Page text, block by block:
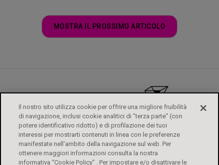
MOSTRA IL PROSSIMO ARTICOLO
Il nostro sito utilizza cookie per offrire una migliore fruibilità
di navigazione, inclusi cookie analitici di "terza parte" (con
potere identificativo ridotto) e di profilazione dei tuoi
interessi per mostrarti contenuti in linea con le preferenze
manifestate nell'ambito della navigazione sul web. Per
ottenere maggiori informazioni consulta la nostra
informativa “Cookie Policy” . Per impostare e/o disattivare le